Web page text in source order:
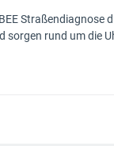
Straßendiagnose
sorgen rund um die